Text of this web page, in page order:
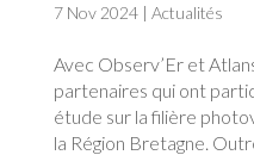
7 Nov 2024| Actualités
Avec Observ’Er et
partenaires qui ont
étude sur la filière
la Région Bretagne.